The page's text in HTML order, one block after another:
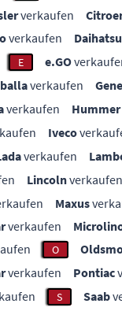
verkaufen
verkaufen Daihatsu
E e.GO
verkaufen
verkaufen Hummer
Iveco
verkaufen
Lincolnverkaufen
Maxus
verkaufen
O
verkaufen Pontiac
S Saab